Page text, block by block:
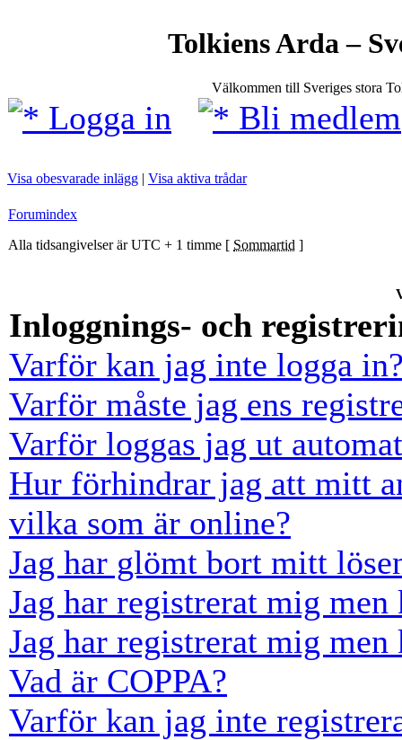
Tolkiens Arda –
Välkommen till Sveriges stora
Logga in Bli medlem
Visa obesvarade inlägg | Visa aktiva trådar
Forumindex
Alla tidsangivelser är UTC + 1 timme [ Sommartid ]
Inloggnings- och
Varför kan jag inte logga
Varför måste jag ens
Varför loggas jag ut
Hur förhindrar jag att mitt
vilka som är online?
Jag har glömt bort mitt
Jag har registrerat mig
Jag har registrerat mig
Vad är COPPA?
Varför kan jag inte